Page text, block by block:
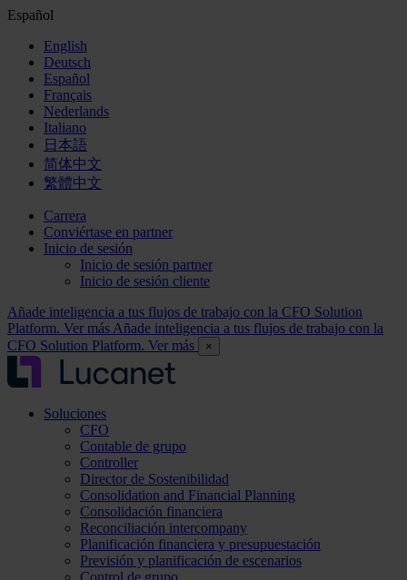
Español
English
Deutsch
Español
Français
Nederlands
Italiano
日本語
简体中文
繁體中文
Carrera
Conviértase en partner
Inicio de sesión
Inicio de sesión partner
Inicio de sesión cliente
Añade inteligencia a tus flujos de trabajo con la CFO Solution
Platform. Ver más Añade inteligencia a tus flujos de trabajo con la
CFO Solution Platform. Ver más
×
Soluciones
CFO
Contable de grupo
Controller
Director de Sostenibilidad
Consolidation and Financial Planning
Consolidación financiera
Reconciliación intercompany
Planificación financiera y presupuestación
Previsión y planificación de escenarios
Control de grupo